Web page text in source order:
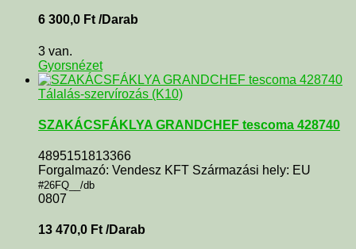
6 300,0 Ft /Darab
3 van.
Gyorsnézet
Tálalás-szervírozás (K10)
SZAKÁCSFÁKLYA GRANDCHEF tescoma 428740
4895151813366
Forgalmazó: Vendesz KFT Származási hely: EU
#26FQ__/db
0807
13 470,0 Ft /Darab